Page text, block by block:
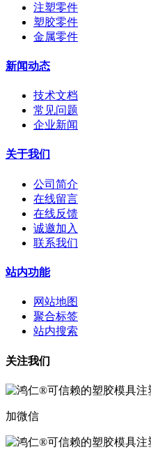
注塑零件
塑胶零件
金属零件
新闻动态
技术文档
常见问题
企业新闻
关于我们
公司简介
在线留言
在线反馈
诚邀加入
联系我们
站内功能
网站地图
聚合标签
站内搜索
关注我们
加微信